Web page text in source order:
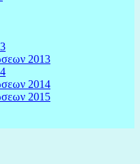
2013
2014
2015